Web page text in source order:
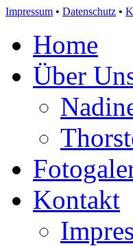
Impressum • Datenschutz •
Home
Über
Kontakt